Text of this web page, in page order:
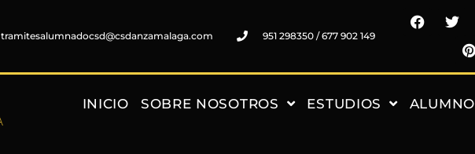
tramitesalumnadocsd@csdanzamalaga.com 951 298350 / 677 902 149
INICIO SOBRE NOSOTROS ESTUDIOS ALUMNO